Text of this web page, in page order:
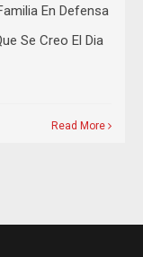
En Defensa
Se Creo El Dia
Read More